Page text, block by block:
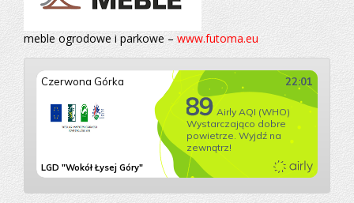
meble ogrodowe i parkowe –www.futoma.eu